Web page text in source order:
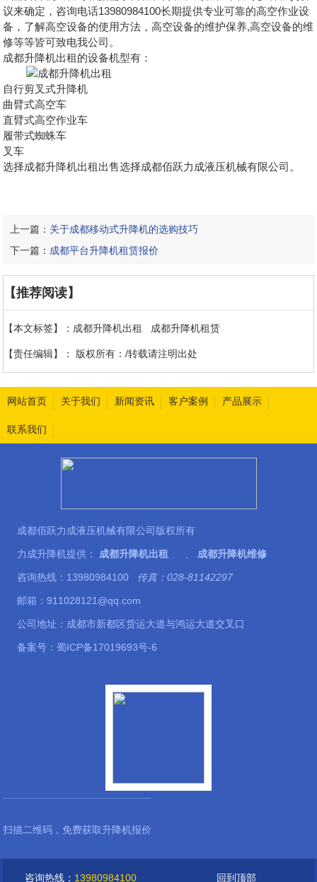
议来确定，咨询电话13980984100长期提供专业可靠的高空作业设
备，了解高空设备的使用方法，高空设备的维护保养,高空设备的维
修等等皆可致电我公司。
成都升降机出租的设备机型有：
自行剪叉式升降机
曲臂式高空车
直臂式高空作业车
履带式蜘蛛车
叉车
选择成都升降机出租出售选择成都佰跃力成液压机械有限公司。
上一篇： 关于成都移动式升降机的选购技巧
下一篇： 成都平台升降机租赁报价
【推荐阅读】
【本文标签】： 成都升降机出租 成都升降机租赁
【责任编辑】： 版权所有：/转载请注明出处
网站首页 关于我们 新闻资讯 客户案例 产品展示
联系我们
成都佰跃力成液压机械有限公司版权所有
力成升降机提供： 成都升降机出租 成都升降机维修
咨询热线：13980984100 传真：028-81142297
邮箱：911028121@qq.com
公司地址：成都市新都区货运大道与鸿运大道交叉口
备案号：蜀ICP备17019693号-6
扫描二维码，免费获取升降机报价
咨询热线： 13980984100 回到顶部